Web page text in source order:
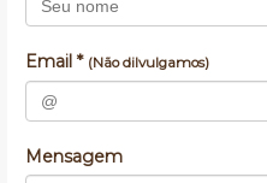
Email * (Não dilvulgamos)
Mensagem